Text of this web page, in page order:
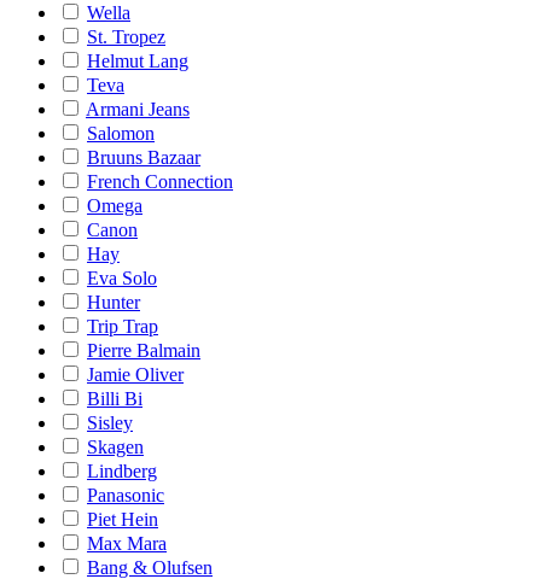
Wella
St. Tropez
Helmut Lang
Teva
Armani Jeans
Salomon
Bruuns Bazaar
French Connection
Omega
Canon
Hay
Eva Solo
Hunter
Trip Trap
Pierre Balmain
Jamie Oliver
Billi Bi
Sisley
Skagen
Lindberg
Panasonic
Piet Hein
Max Mara
Bang & Olufsen